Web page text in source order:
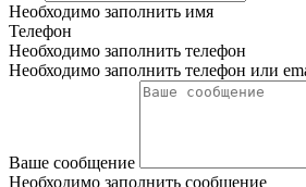
Необходимо заполнить имя
Телефон
Необходимо заполнить телефон
Необходимо заполнить телефон или
Ваше сообщение
Необходимо заполнить сообщение